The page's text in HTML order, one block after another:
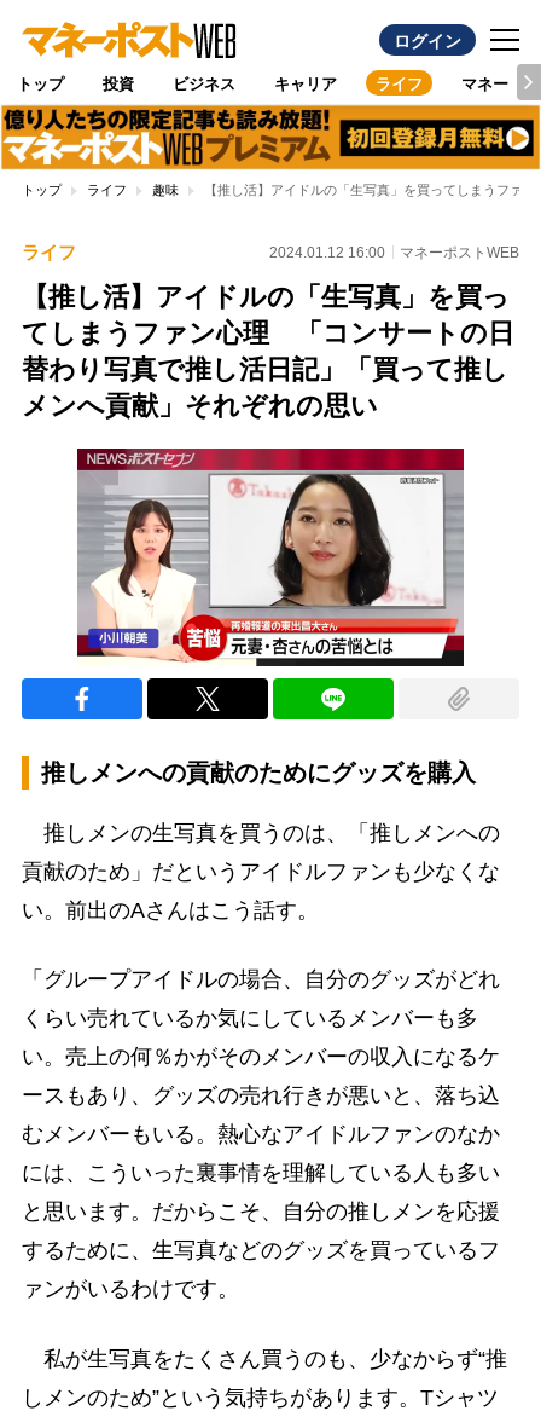
ログイン
トップ 投資 ビジネス キャリア ライフ マネー
トップ ライフ 趣味 【推し活】アイドルの「生写真」を買ってしまうファ
ライフ 2024.01.12 16:00 マネーポストWEB
【推し活】アイドルの「生写真」を買っ
てしまうファン心理 「コンサートの日
替わり写真で推し活日記」「買って推し
メンへ貢献」それぞれの思い
推しメンへの貢献のためにグッズを購入
推しメンの生写真を買うのは、「推しメンへの
貢献のため」だというアイドルファンも少なくな
い。前出のAさんはこう話す。
「グループアイドルの場合、自分のグッズがどれ
くらい売れているか気にしているメンバーも多
い。売上の何％かがそのメンバーの収入になるケ
ースもあり、グッズの売れ行きが悪いと、落ち込
むメンバーもいる。熱心なアイドルファンのなか
には、こういった裏事情を理解している人も多い
と思います。だからこそ、自分の推しメンを応援
するために、生写真などのグッズを買っているフ
ァンがいるわけです。
私が生写真をたくさん買うのも、少なからず“推
しメンのため”という気持ちがあります。Tシャツ